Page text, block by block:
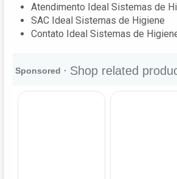
Atendimento Ideal Sistemas de
SAC Ideal Sistemas de Higiene
Contato Ideal Sistemas de